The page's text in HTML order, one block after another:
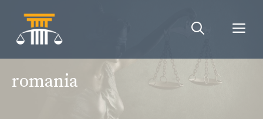
conținut
romania